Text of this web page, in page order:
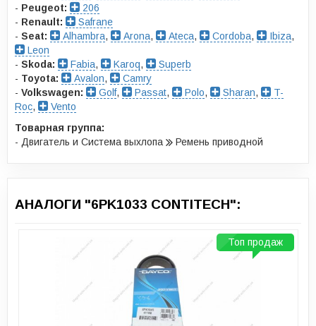
- Peugeot:
206
- Renault:
Safrane
- Seat: Alhambra, Arona, Ateca, Cordoba, Ibiza,
Leon
- Skoda: Fabia, Karoq,
Superb
- Toyota: Avalon,
Camry
- Volkswagen: Golf, Passat, Polo, Sharan,
T-
Roc,
Vento
Товарная группа:
- Двигатель и Система выхлопа
Ремень приводной
АНАЛОГИ "6PK1033 CONTITECH":
Топ продаж